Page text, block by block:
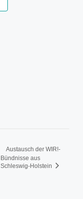
Austausch der WIR!-
Bündnisse aus
Schleswig-Holstein